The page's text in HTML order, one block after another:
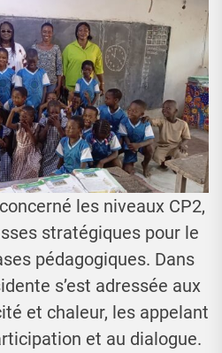
les niveaux CP2,
stratégiques pour le
pédagogiques. Dans
s’est adressée aux
et chaleur, les appelant
et au dialogue.